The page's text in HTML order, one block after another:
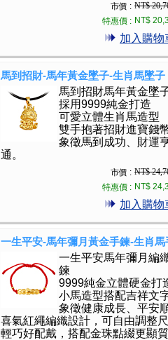
市價 : NT$
特惠價 : NT$
加入購物
馬到招財-馬年黃金墜子-生肖馬墜子
馬到招財馬年黃金墜
採用9999純金打造
可愛立體生肖馬造型
雙手抱著招財進寶錢
象徵馬到成功、財運
通。
市價 : NT$
特惠價 : NT$
加入購物
一生平安-馬年彌月黃金手鍊-生肖馬
一生平安馬年彌月編
鍊
9999純金立體硬金打
小馬造型搭配吉祥文
象徵健康成長、平安
喜氣紅繩編織設計，可自由調整
輕巧好配戴，搭配金珠點綴更顯